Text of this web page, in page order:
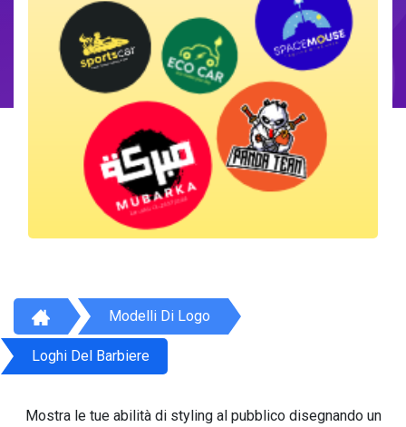
Modelli Di Logo
Loghi Del Barbiere
Mostra le tue abilità di styling al pubblico disegnando un